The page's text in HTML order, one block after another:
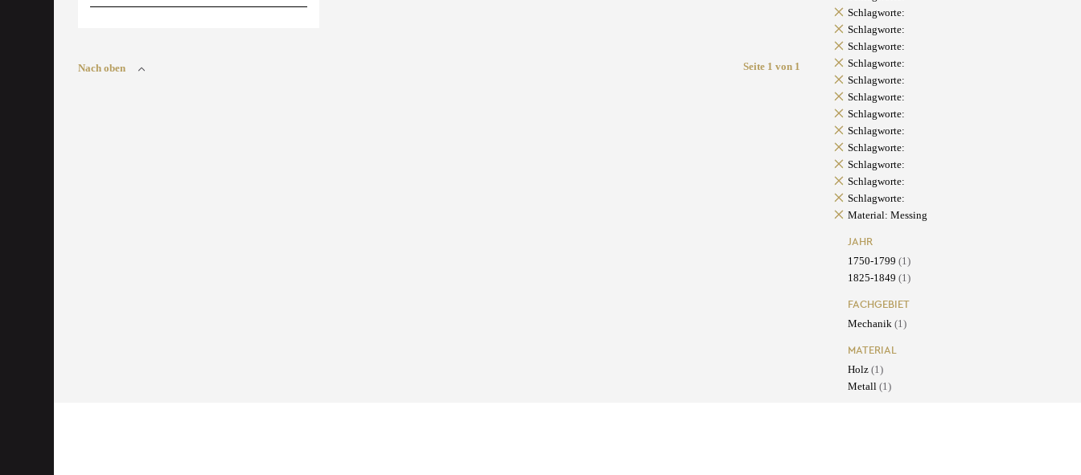
Nach oben Seite 1 von 1
Schlagworte:
Schlagworte:
Schlagworte:
Schlagworte:
Schlagworte:
Schlagworte:
Schlagworte:
Schlagworte:
Schlagworte:
Schlagworte:
Schlagworte:
Schlagworte:
Material: Messing
JAHR
1750-1799 (1)
1825-1849 (1)
FACHGEBIET
Mechanik (1)
MATERIAL
Holz (1)
Metall (1)